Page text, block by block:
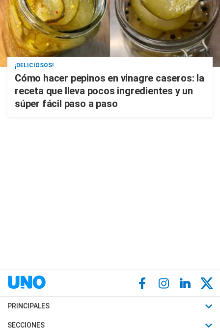
¡DELICIOSOS!
Cómo hacer pepinos en vinagre caseros: la
receta que lleva pocos ingredientes y un
súper fácil paso a paso
PRINCIPALES
Últimas Noticias
SECCIONES